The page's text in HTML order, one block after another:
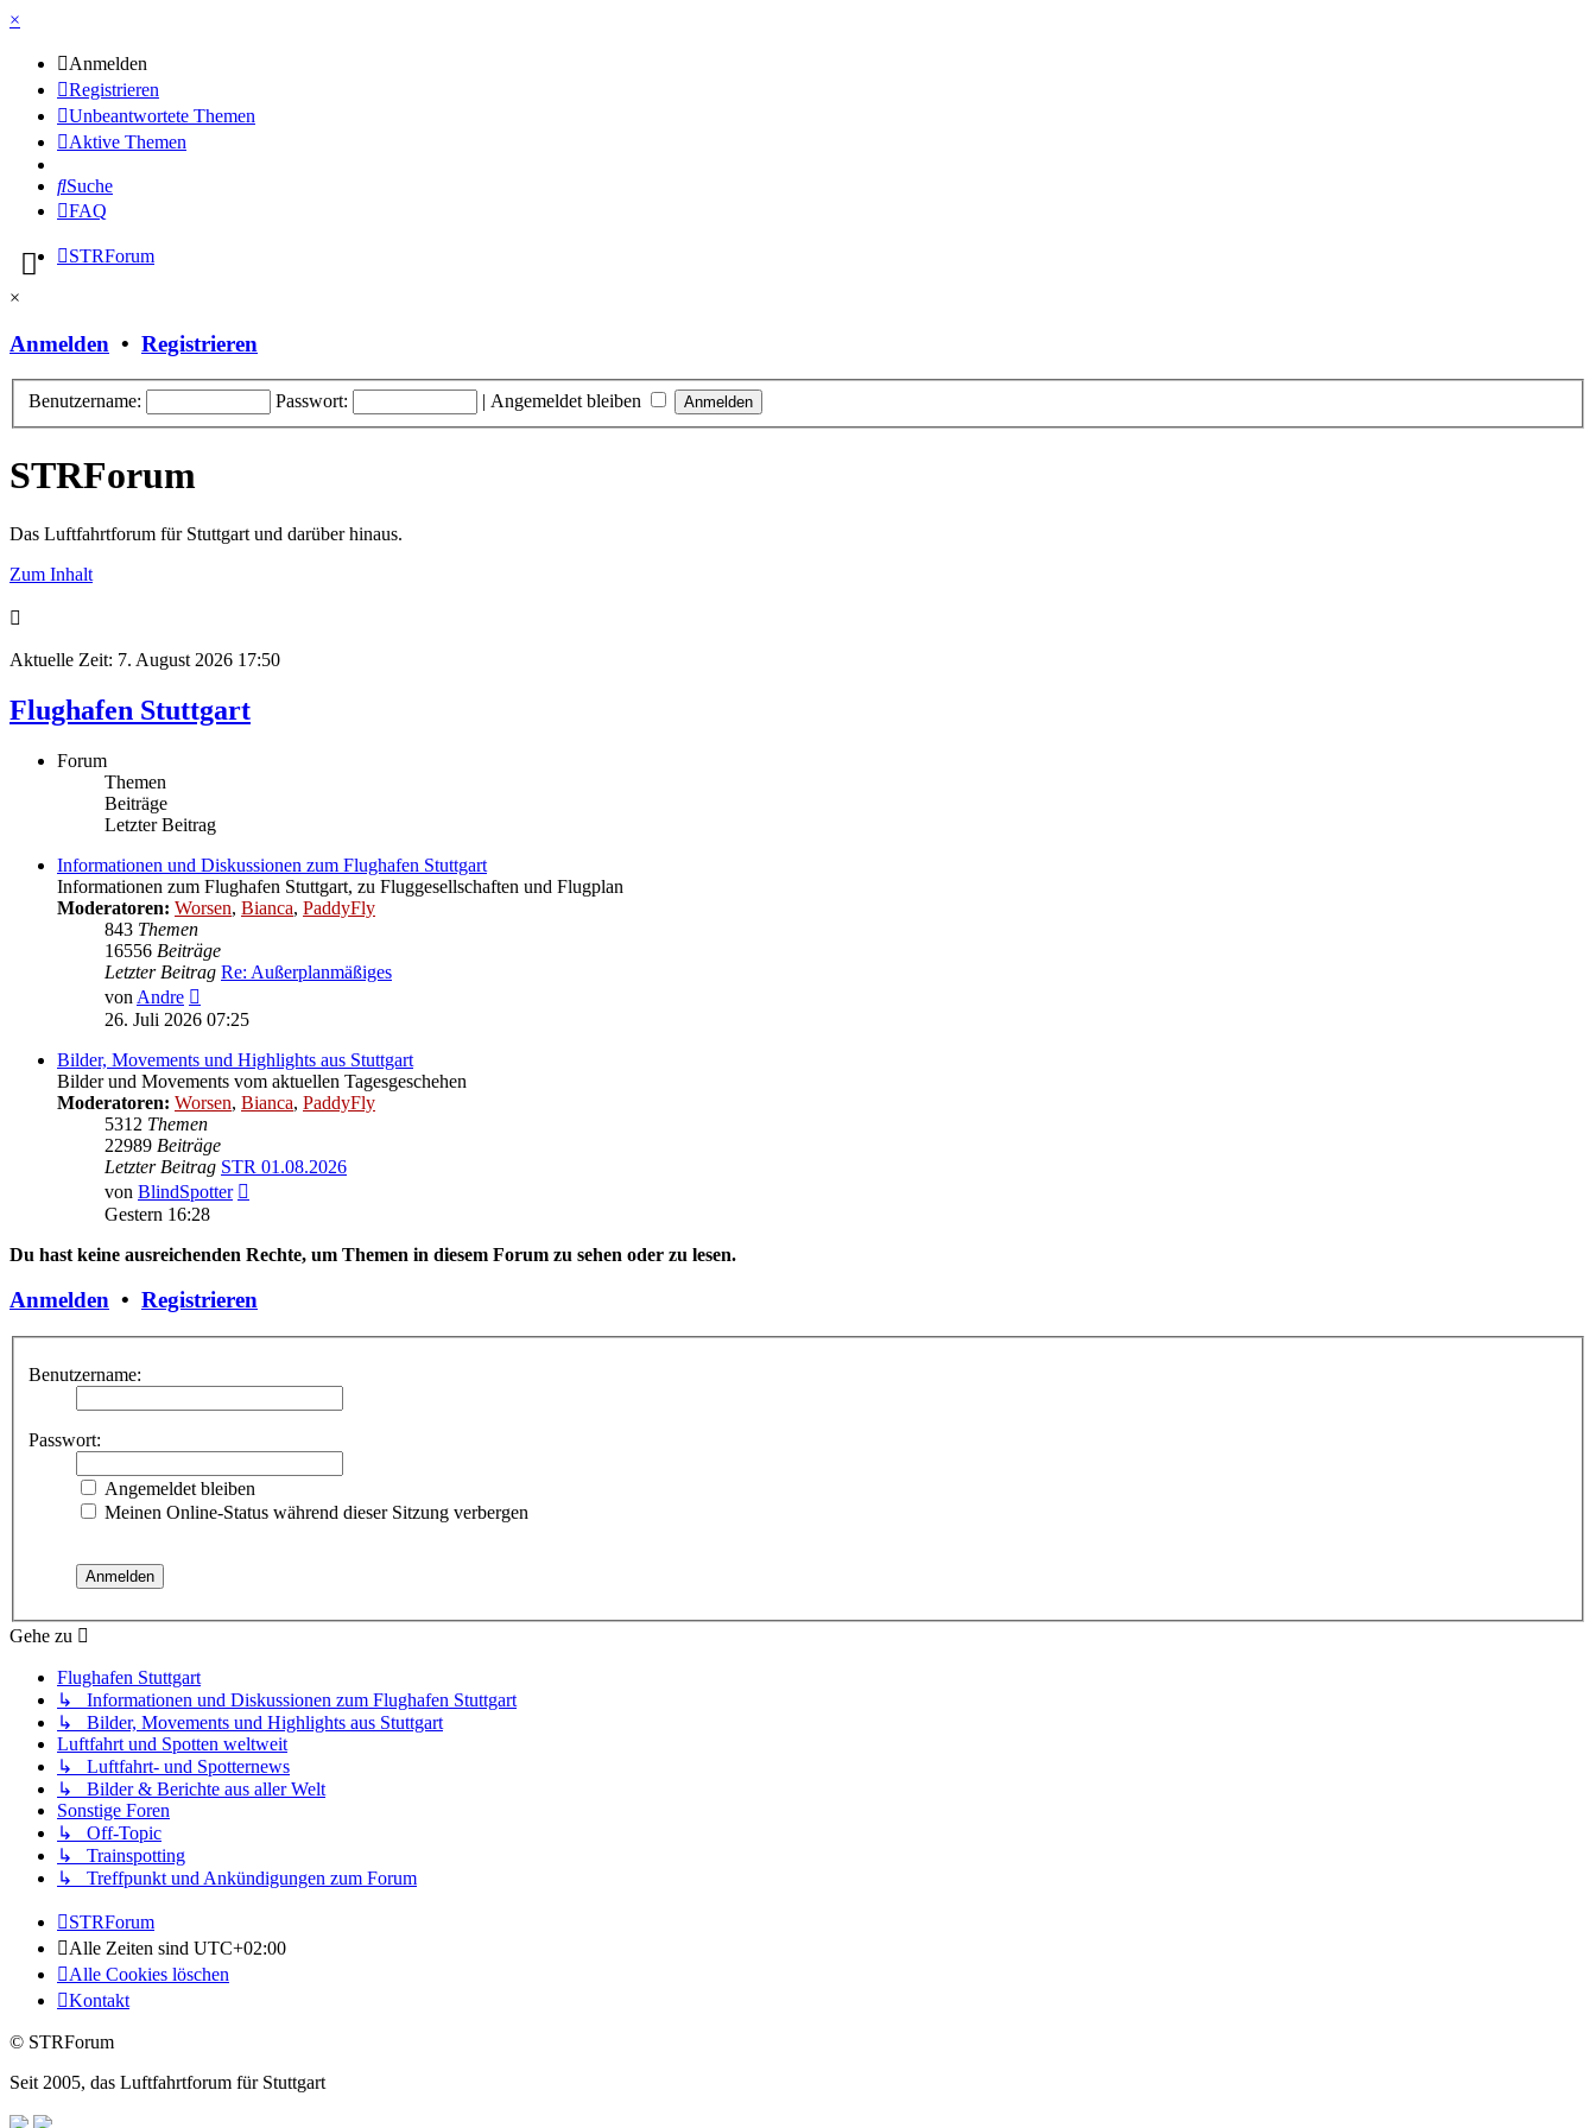
×
Anmelden
Registrieren
Unbeantwortete Themen
Aktive Themen
Suche
FAQ
STRForum
×
Anmelden • Registrieren
Benutzername: Passwort: | Angemeldet bleiben
STRForum
Das Luftfahrtforum für Stuttgart und darüber hinaus.
Zum Inhalt
Aktuelle Zeit: 7. August 2026 17:50
Flughafen Stuttgart
Forum
Themen
Beiträge
Letzter Beitrag
Informationen und Diskussionen zum Flughafen Stuttgart
Informationen zum Flughafen Stuttgart, zu Fluggesellschaften und Flugplan
Moderatoren: Worsen, Bianca, PaddyFly
843 Themen
16556 Beiträge
Letzter Beitrag Re: Außerplanmäßiges
von Andre
Beitrag
26. Juli 2026 07:25
Bilder, Movements und Highlights aus Stuttgart
Bilder und Movements vom aktuellen Tagesgeschehen
Moderatoren: Worsen, Bianca, PaddyFly
5312 Themen
22989 Beiträge
Letzter Beitrag STR 01.08.2026
von BlindSpotter
Gestern 16:28
Du hast keine ausreichenden Rechte, um Themen in diesem Forum zu sehen oder zu lesen.
Anmelden • Registrieren
Benutzername:
Passwort:
Angemeldet bleiben
Meinen Online-Status während dieser Sitzung verbergen
Gehe zu
Flughafen Stuttgart
↳ Informationen und Diskussionen zum Flughafen Stuttgart
↳ Bilder, Movements und Highlights aus Stuttgart
Luftfahrt und Spotten weltweit
↳ Luftfahrt- und Spotternews
↳ Bilder & Berichte aus aller Welt
Sonstige Foren
↳ Off-Topic
↳ Trainspotting
↳ Treffpunkt und Ankündigungen zum Forum
STRForum
Alle Zeiten sind UTC+02:00
Alle Cookies löschen
Kontakt
© STRForum
Seit 2005, das Luftfahrtforum für Stuttgart